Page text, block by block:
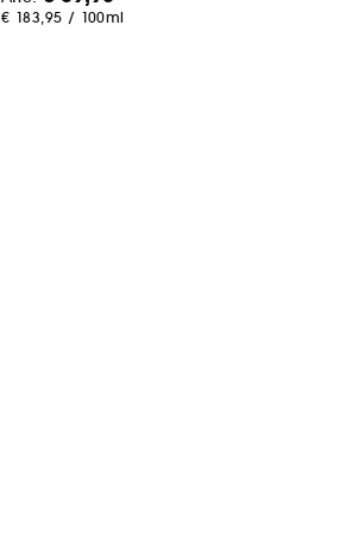
€ 183,95 / 100ml